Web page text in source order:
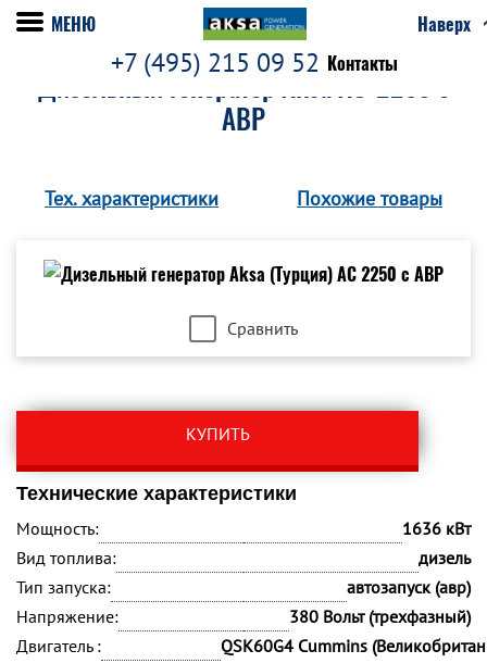
+7 (495) 215 09 52 Контакты
МЕНЮ Наверх
Дизельный генератор Aksa AC-2250 с
АВР
Тех. характеристики Похожие товары
Сравнить
КУПИТЬ
Технические характеристики
Мощность:
1636 кВт
Вид топлива:
дизель
Тип запуска:
автозапуск (авр)
Напряжение:
380 Вольт (трехфазный)
Двигатель :
QSK60G4 Cummins